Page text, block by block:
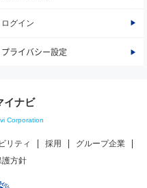
ログイン
プライバシー設定
イナビ
Corporation
リティ 採用
グループ企業
護方針